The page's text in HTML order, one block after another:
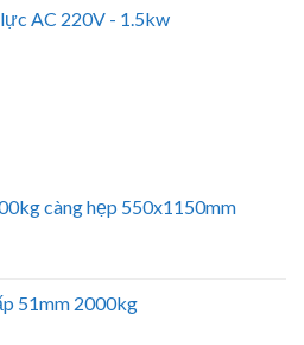
AC 220V - 1.5kw
càng hẹp 550x1150mm
51mm 2000kg